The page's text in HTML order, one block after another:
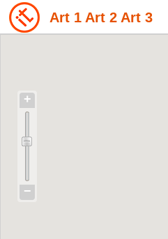
Art 1 Art 2 Art 3
+
−